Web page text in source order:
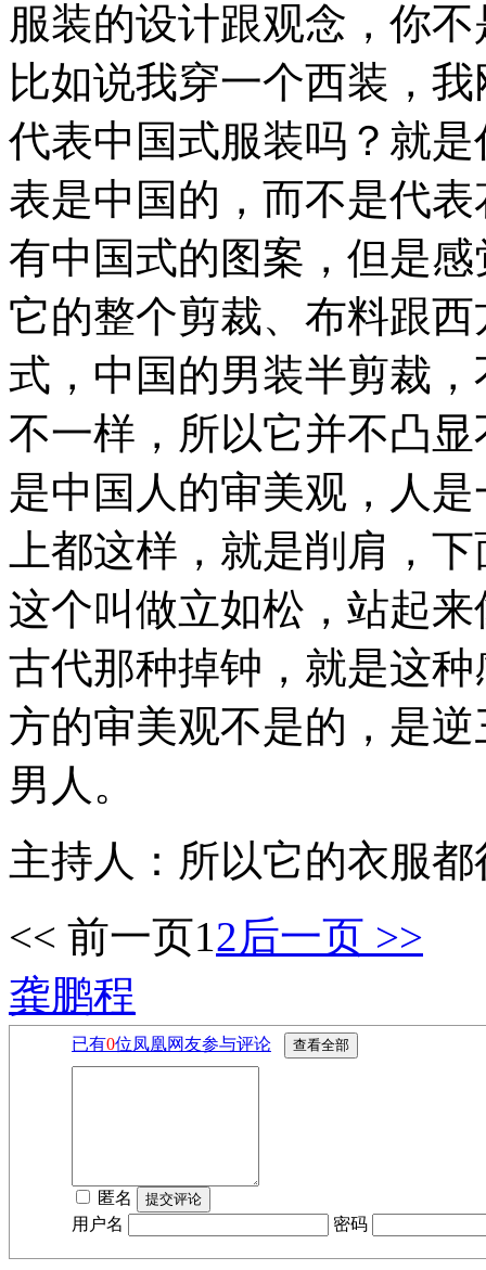
服装的设计跟观念，你
比如说我穿一个西装，
代表中国式服装吗？就
表是中国的，而不是代
有中国式的图案，但是
它的整个剪裁、布料跟
式，中国的男装半剪裁
不一样，所以它并不凸
是中国人的审美观，人
上都这样，就是削肩，
这个叫做立如松，站起
古代那种掉钟，就是这
方的审美观不是的，是
男人。
主持人：所以它的衣服
<< 前一页12后一页 >>
龚鹏程
已有0位凤凰网友参与评论
匿名
用户名
密码